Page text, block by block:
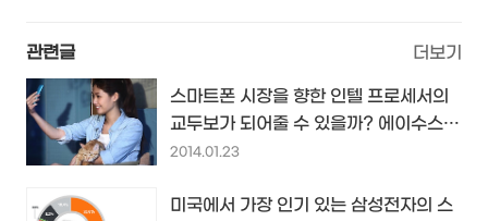
관련글 더보기
스마트폰 시장을 향한 인텔 프로세서의
교두보가 되어줄 수 있을까? 에이수스
젠폰(Zenfone) 4,5,6...
2014.01.23
미국에서 가장 인기 있는 삼성전자의 스